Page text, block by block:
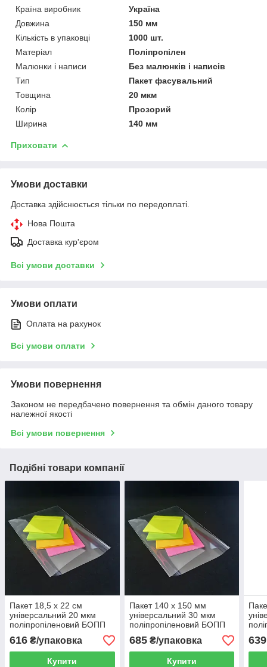
Країна виробник
Україна
Довжина
150 мм
Кількість в упаковці
1000 шт.
Матеріал
Поліпропілен
Малюнки і написи
Без малюнків і написів
Тип
Пакет фасувальний
Товщина
20 мкм
Колір
Прозорий
Ширина
140 мм
Приховати
Умови доставки
Доставка здійснюється тільки по передоплаті.
Нова Пошта
Доставка кур'єром
Всі умови доставки
Умови оплати
Оплата на рахунок
Всі умови оплати
Умови повернення
Законом не передбачено повернення та обмін даного товару
належної якості
Всі умови повернення
Подібні товари компанії
Пакет 18,5 x 22 см
універсальний 20 мкм
поліпропіленовий БОПП
1000 шт
616 ₴/упаковка
Купити
Пакет 140 x 150 мм
універсальний 30 мкм
поліпропіленовий БОПП
1000 шт
685₴/упаковка
Купити
639